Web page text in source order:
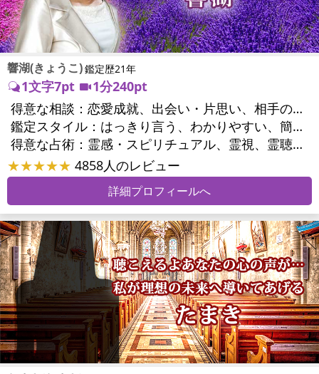
響湖(きょうこ)鑑定歴21年
1文字7pt
1分240pt
得意な相談：
恋愛成就、出会い・片思い、相手の気持ち、相性、結婚、男心・女心、二人の今後、複雑な恋愛、三角関係、不倫、復縁、離婚、同性愛・LGBT、人間関係、職場の人間関係、対人関係、仕事運、適職、転職、進路、就職、人生全般、使命、経営相談、人事、開業、夢、目標、ビジネスチャンス、パワーハラスメント、セクシャルハラスメント、家族関係、夫婦関係、家庭問題、夫婦問題、親族問題、育児・子育て、シングルマザー、ドメスティックバイオレンス、相続関係、美容、精神問題、心の問題、うつ、トラウマ、ストレス、いじめ、人生相談、霊的問題、守護霊様、前世、夢診断、ペットの気持ち、ペットへのヒーリング、パワーストーン選択、引越し・転居、方位、開運指導、健康運、金運、ご近所問題、縁切り
鑑定スタイル：
はっきり言う、わかりやすい、簡潔、的確、納得感、情報量が多い、友達のように相談できる、聞き上手、じっくり聞いてくれる、深く濃厚、実力派
得意な占術：
霊感・スピリチュアル、霊視、霊聴、透視、過去視、前世・来世、波動修正、オーラ、エネルギー調整、チャクラ、ペットの気持ち、タロット、オラクルカード、算命学、風水、姓名判断、九星気学、四柱推命、数秘術、夢診断、人相(顔相)、ダウジング、ルーン、パワーストーン、水晶、ヒーリング、レイキ、カウンセリング、オリジナル占術
★★★★★ 4858人のレビュー
詳細プロフィールへ